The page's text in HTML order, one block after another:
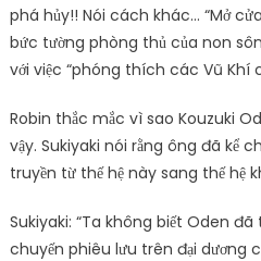
phá hủy!! Nói cách khác… “Mở
bức tường phòng thủ của non
với việc “phóng thích các Vũ Khí
Robin thắc mắc vì sao Kouzuki
vậy. Sukiyaki nói rằng ông đã kể
truyền từ thế hệ này sang thế hệ
Sukiyaki: “Ta không biết Oden
chuyến phiêu lưu trên đại dương